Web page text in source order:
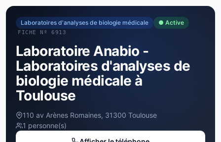
Laboratoires d'analyses de biologie médicale ● Active
FICHE Nº 6913
Laboratoire Anabio -
Laboratoires d'analyses de
biologie médicale à
Toulouse
110 av Arènes Romaines, 31300 Toulouse
1 personne(s)